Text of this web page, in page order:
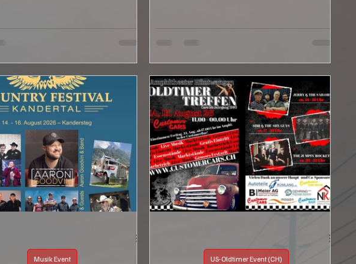
Musik Event US-Oldtimer Event (CH)